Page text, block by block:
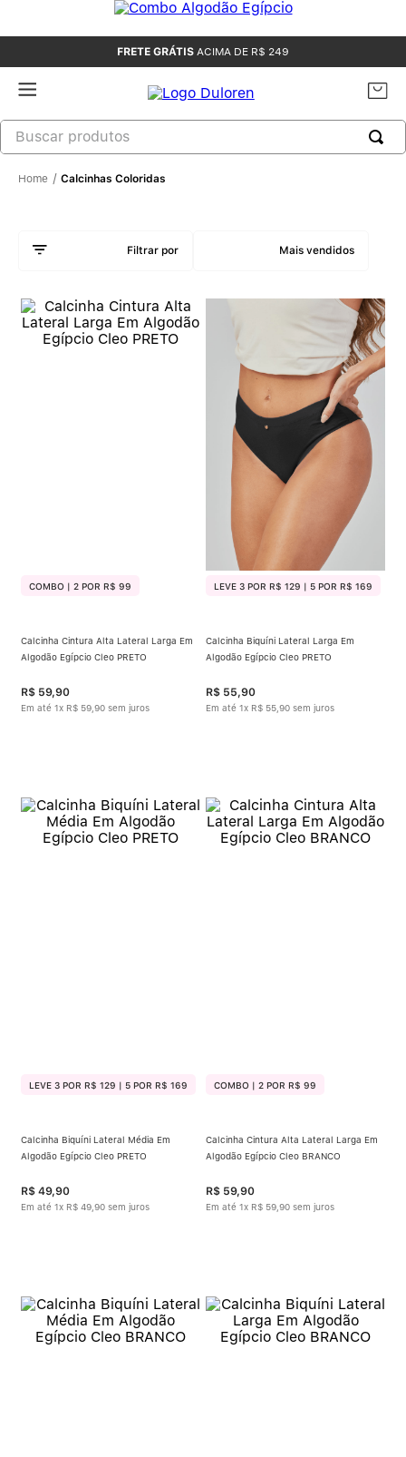
FRETE GRÁTIS ACIMA DE R$ 249
Calcinhas Coloridas
Mais vendidos
COMBO | 2 POR R$ 99
Calcinha Cintura Alta Lateral Larga Em
Algodão Egípcio Cleo PRETO
R$ 59,90
Em até 1x R$ 59 90 sem juros
LEVE 3 POR R$ 129 | 5 POR R$ 169
Calcinha Biquíni Lateral Larga Em
Algodão Egípcio Cleo PRETO
R$ 55,90
Em até 1x R$ 55 90 sem juros
LEVE 3 POR R$ 129 | 5 POR R$ 169
Calcinha Biquíni Lateral Média Em
Algodão Egípcio Cleo PRETO
R$ 49,90
Em até 1x R$ 49 90 sem juros
COMBO | 2 POR R$ 99
Calcinha Cintura Alta Lateral Larga Em
Algodão Egípcio Cleo BRANCO
R$ 59,90
Em até 1x R$ 59 90 sem juros